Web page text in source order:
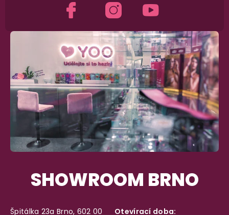
Garance vrácení peněz
SHOWROOM BRNO
Špitálka 23a Brno, 602 00
Otevírací doba: